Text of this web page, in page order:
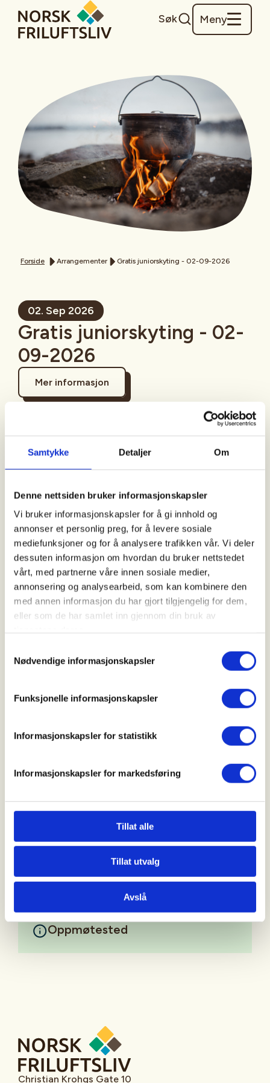
Samtykke Detaljer Om
Denne nettsiden bruker informasjonskapsler
Vi bruker informasjonskapsler for å gi innhold og
annonser et personlig preg, for å levere sosiale
mediefunksjoner og for å analysere trafikken vår. Vi deler
dessuten informasjon om hvordan du bruker nettstedet
vårt, med partnerne våre innen sosiale medier,
annonsering og analysearbeid, som kan kombinere den
med annen informasjon du har gjort tilgjengelig for dem,
eller som de har samlet inn gjennom din bruk av
Nødvendige informasjonskapsler
Funksjonelle informasjonskapsler
Informasjonskapsler for statistikk
Informasjonskapsler for markedsføring
Tillat alle
Tillat utvalg
Avslå
Søk Meny
Forside Arrangementer Gratis juniorskyting - 02-09-2026
02. Sep 2026
Gratis juniorskyting - 02-
09-2026
Mer informasjon
Sted
Tid
02. Sep 2026
Kl. 18.00 - 21.00
Arrangør
Gratis for alle juniorer opp til år på våre skytebaner
Gjelder Elgbanen og Leirduebanen.
Mer informasjon
Oppmøtested
Christian Krohgs Gate 10